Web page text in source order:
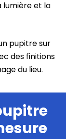
lumière et la
pupitre sur
des finitions
du lieu.